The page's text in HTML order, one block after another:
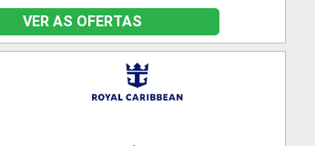
VER AS OFERTAS